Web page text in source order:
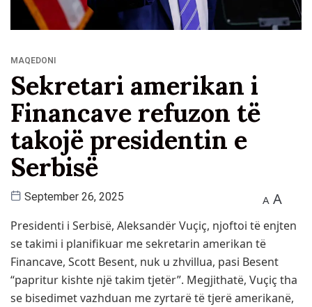
MAQEDONI
Sekretari amerikan i
Financave refuzon të
takojë presidentin e
Serbisë
September 26, 2025 A A
Presidenti i Serbisë, Aleksandër Vuçiç, njoftoi të enjten
se takimi i planifikuar me sekretarin amerikan të
Financave, Scott Besent, nuk u zhvillua, pasi Besent
“papritur kishte një takim tjetër”. Megjithatë, Vuçiç tha
se bisedimet vazhduan me zyrtarë të tjerë amerikanë,